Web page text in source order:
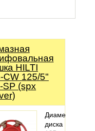
HILTI
CW 125/5"
SP (spx
Диаметр
диска